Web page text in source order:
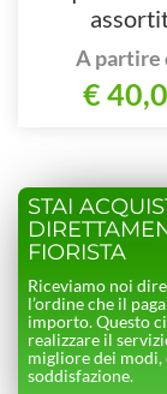
A partire
€
STAI
FIORISTA
Riceviamo noi
l’ordine che il
importo. Questo
realizzare il
migliore dei
soddisfazione.